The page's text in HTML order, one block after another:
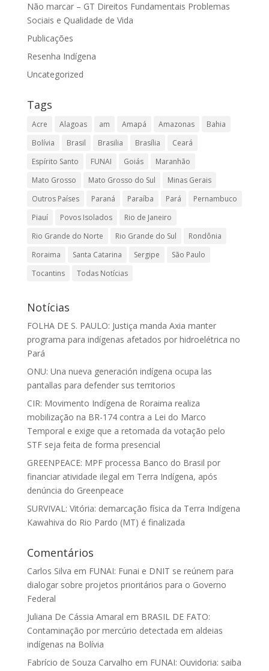
Não marcar – GT Direitos Fundamentais Problemas
Sociais e Qualidade de Vida
Publicações
Resenha Indígena
Uncategorized
Tags
Acre Alagoas am Amapá Amazonas
Bahia
Bolívia
Brasil Brasilia Brasília
Ceará
Espírito Santo
FUNAI Goiás
Maranhão
Mato Grosso
Mato Grosso do Sul
Minas Gerais
Outros Países
Paraná Paraíba Pará
Pernambuco
Piauí
Povos Isolados
Rio de Janeiro
Rio Grande do Norte
Rio Grande do Sul
Rondônia
Roraima
Santa Catarina Sergipe
São Paulo
Tocantins
Todas Notícias
Notícias
FOLHA DE S. PAULO: Justiça manda Axia manter
programa para indígenas afetados por hidroelétrica no
Pará
ONU: Una nueva generación indígena ocupa las
pantallas para defender sus territorios
CIR: Movimento Indígena de Roraima realiza
mobilização na BR-174 contra a Lei do Marco
Temporal e exige que a retomada da votação pelo
STF seja feita de forma presencial
GREENPEACE: MPF processa Banco do Brasil por
financiar atividade ilegal em Terra Indígena, após
denúncia do Greenpeace
SURVIVAL: Vitória: demarcação física da Terra Indígena
Kawahiva do Rio Pardo (MT) é finalizada
Comentários
Carlos Silva em FUNAI: Funai e DNIT se reúnem para
dialogar sobre projetos prioritários para o Governo
Federal
Juliana De Cássia Amaral em BRASIL DE FATO:
Contaminação por mercúrio detectada em aldeias
indígenas na Bolívia
Fabrício de Souza Carvalho em FUNAI: Ouvidoria: saiba